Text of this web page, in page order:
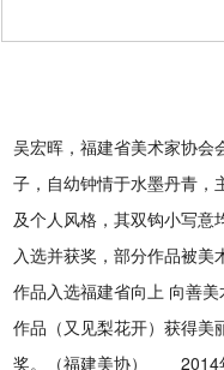
吴宏晖，福建省美术家协会
子，自幼钟情于水墨丹青，
及个人风格，其双钩小写意
入选并获奖，部分作品被
作品入选福建省向上 向善
作品（又见梨花开）获得美
奖。（福建美协） 2014